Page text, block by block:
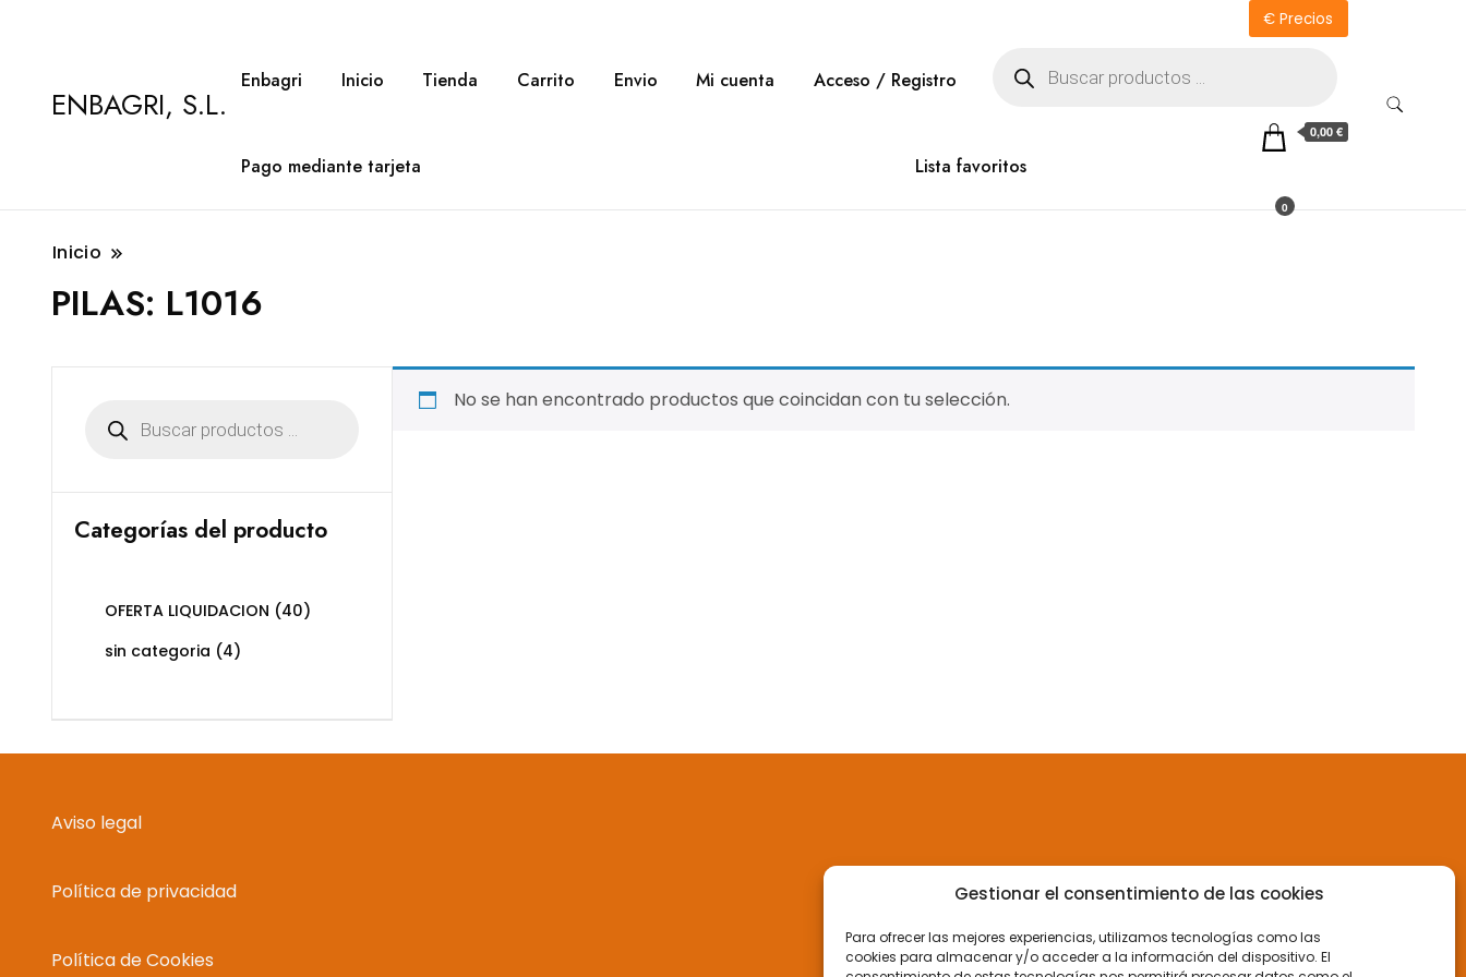
Gestionar el consentimiento de las cookies
Para ofrecer las mejores experiencias, utilizamos tecnologías como las
cookies para almacenar y/o acceder a la información del dispositivo. El
ENBAGRI, S.L.
€ Precios
Enbagri Inicio Tienda Carrito Envio Mi cuenta Acceso / Registro productos
Pago mediante tarjeta Lista favoritos
0
0,00 €
Inicio
PILAS: L1016
No se han encontrado productos que coincidan con tu selección.
productos
Categorías del producto
OFERTA LIQUIDACION (40)
sin categoria (4)
Aviso legal
Política de privacidad
Política de Cookies